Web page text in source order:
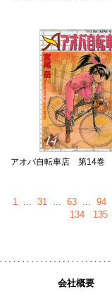
アオバ自転車店 第14巻
1 ... 31 ... 63 ... 94
134
135
会社概要